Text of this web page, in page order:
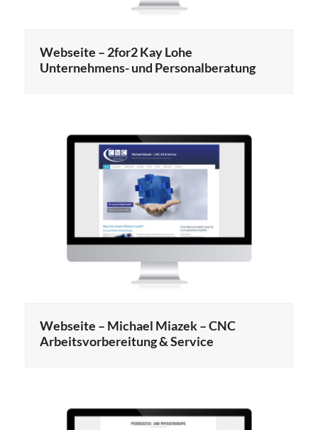
Webseite – 2for2 Kay Lohe
Unternehmens- und Personalberatung
Webseite – Michael Miazek – CNC
Arbeitsvorbereitung & Service